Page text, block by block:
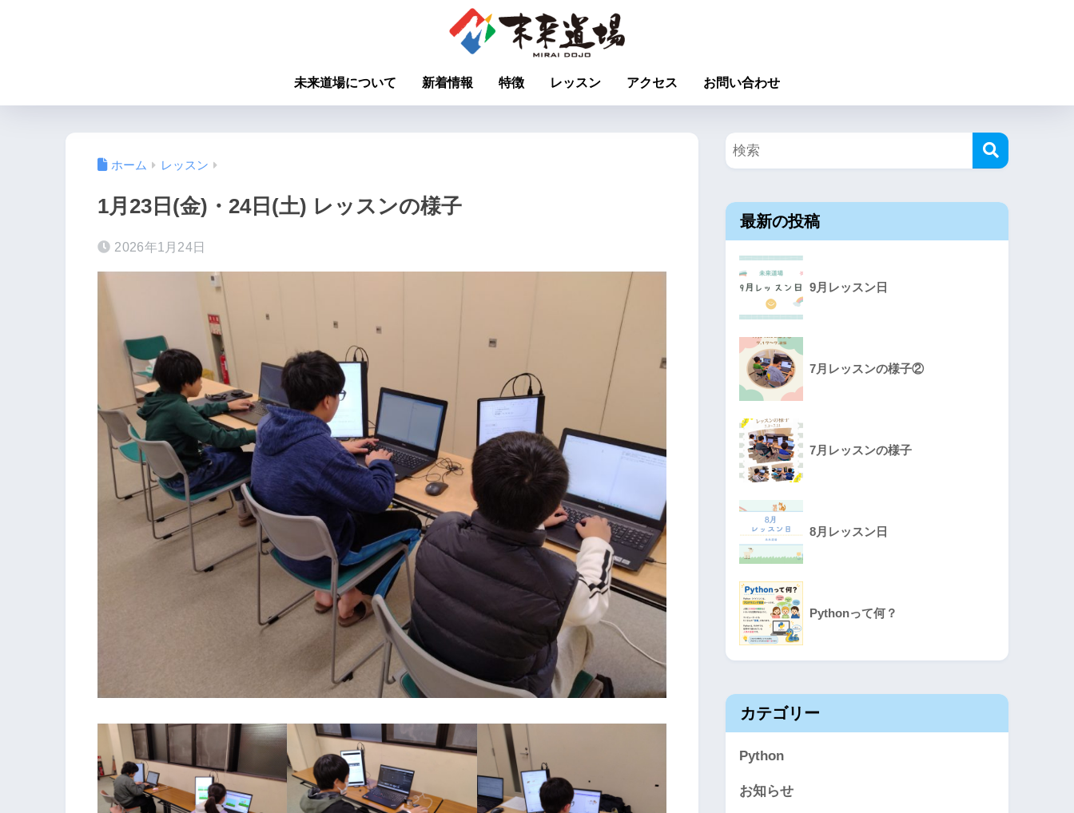
未来道場について 新着情報 特徴 レッスン アクセス お問い合わせ
ホーム レッスン
1月23日(金)・24日(土) レッスンの様子
2026年1月24日
最新の投稿
9月レッスン日
7月レッスンの様子②
7月レッスンの様子
8月レッスン日
Pythonって何？
カテゴリー
Python
お知らせ